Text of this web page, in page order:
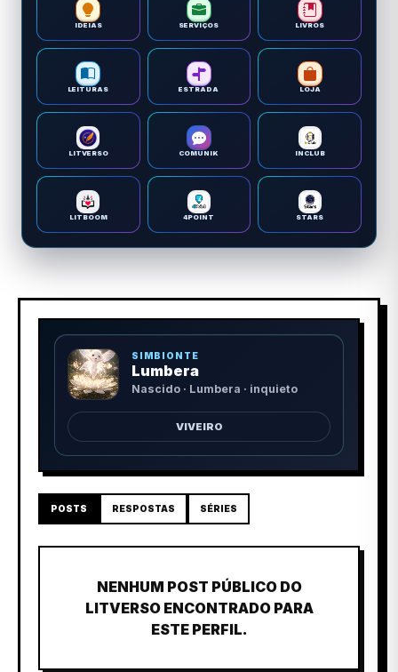
IDEIAS SERVIÇOS LIVROS
LEITURAS ESTRADA LOJA
LITVERSO COMUNIK INCLUB
LITBOOM 4POINT STARS
SIMBIONTE
Lumbera
Nascido · Lumbera · inquieto
VIVEIRO
POSTS RESPOSTAS SÉRIES
NENHUM POST PÚBLICO DO
LITVERSO ENCONTRADO PARA
ESTE PERFIL.